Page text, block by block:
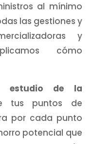
al mínimo
las gestiones y
y
cómo
estudio de la
tus puntos de
por cada punto
potencial que